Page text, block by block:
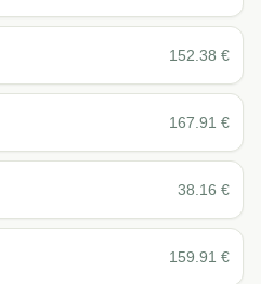
152.38 €
167.91 €
38.16 €
159.91 €